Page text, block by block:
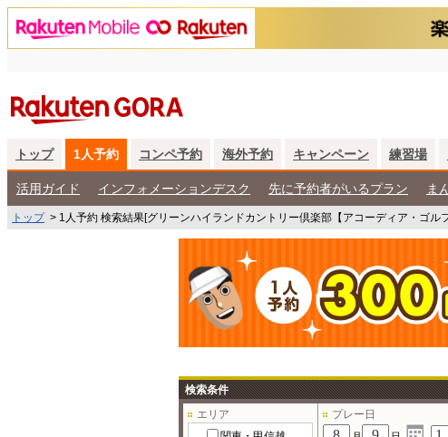
トップ 1人予約 コンペ予約 海外予約 キャンペーン 練習場
活用ガイド インフォメーションデスク 先に予約者がいるプラン ま
トップ> 1人予約 検索結果[グリーンハイランドカントリー倶楽部【アコーディア・ゴル
検索条件
エリア
プレー日